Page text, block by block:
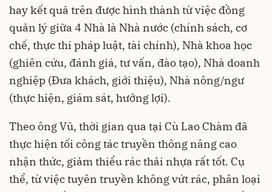
hay kết quả trên được hình thành từ việc đồng
quản lý giữa 4 Nhà là Nhà nước (chính sách, cơ
chế, thực thi pháp luật, tài chính), Nhà khoa học
(ghiên cứu, đánh giá, tư vấn, đào tạo), Nhà doanh
nghiệp (Đưa khách, giới thiệu), Nhà nông/ngư
(thực hiện, giám sát, hưởng lợi).
Theo ông Vũ, thời gian qua tại Cù Lao Chàm đã
thực hiện tối công tác truyền thông nâng cao
nhận thức, giảm thiểu rác thải nhựa rất tốt. Cụ
thể, từ việc tuyên truyền không vứt rác, phân loại